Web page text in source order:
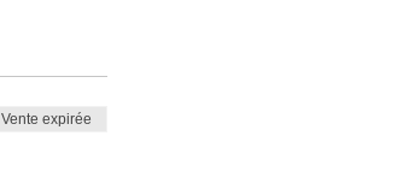
Vente expirée